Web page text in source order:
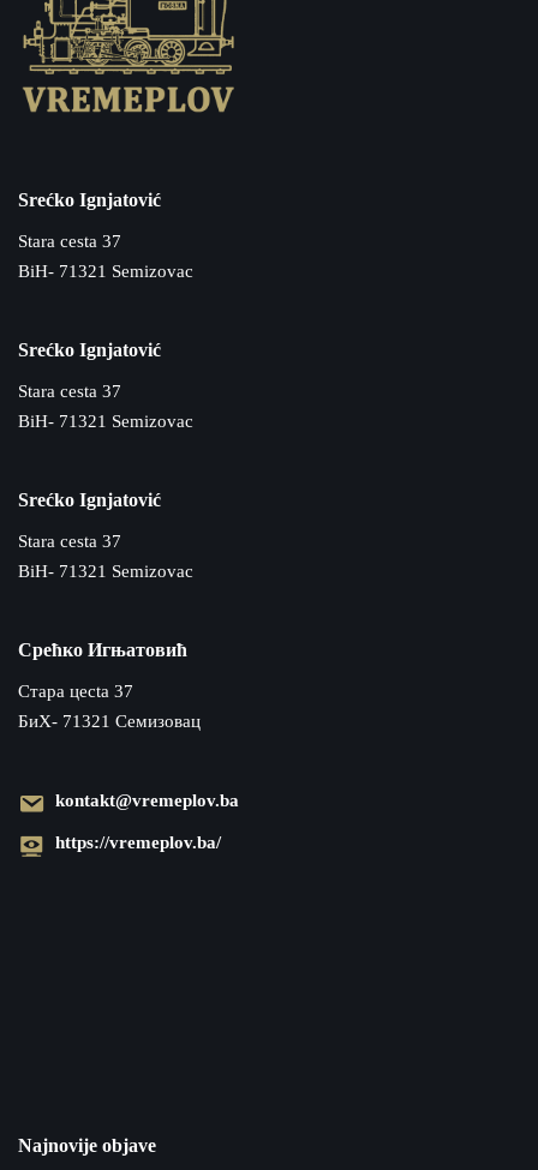
Srećko Ignjatović
Stara cesta 37
BiH- 71321 Semizovac
Srećko Ignjatović
Stara cesta 37
BiH- 71321 Semizovac
Srećko Ignjatović
Stara cesta 37
BiH- 71321 Semizovac
Срећко Игњатовић
Cтара цecta 37
БиХ- 71321 Семизовац
kontakt@vremeplov.ba
https://vremeplov.ba/
Najnovije objave